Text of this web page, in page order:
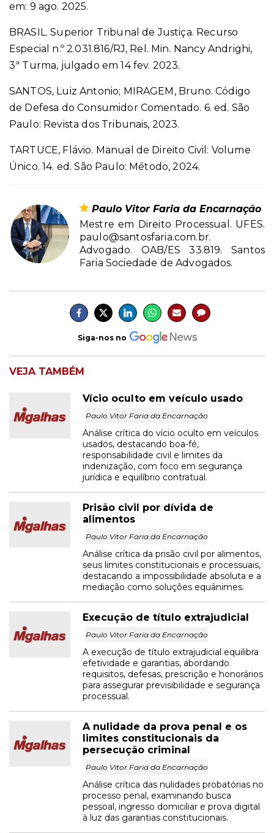
em: 9 ago. 2025.
BRASIL. Superior Tribunal de Justiça. Recurso
Especial n.º 2.031.816/RJ, Rel. Min. Nancy Andrighi,
3ª Turma, julgado em 14 fev. 2023.
SANTOS, Luiz Antonio; MIRAGEM, Bruno. Código
de Defesa do Consumidor Comentado. 6. ed. São
Paulo: Revista dos Tribunais, 2023.
TARTUCE, Flávio. Manual de Direito Civil: Volume
Único. 14. ed. São Paulo: Método, 2024.
Paulo Vitor Faria da Encarnação
Mestre em Direito Processual. UFES.
paulo@santosfaria.com.br.
Advogado. OAB/ES 33.819. Santos
Faria Sociedade de Advogados.
Siga-nos no
VEJA TAMBÉM
Vício oculto em veículo usado
Paulo Vitor Faria da Encarnação
Análise crítica do vício oculto em veículos
usados, destacando boa-fé,
responsabilidade civil e limites da
indenização, com foco em segurança
jurídica e equilíbrio contratual.
Prisão civil por dívida de
alimentos
Paulo Vitor Faria da Encarnação
Análise crítica da prisão civil por alimentos,
seus limites constitucionais e processuais,
destacando a impossibilidade absoluta e a
mediação como soluções equânimes.
Execução de título extrajudicial
Paulo Vitor Faria da Encarnação
A execução de título extrajudicial equilibra
efetividade e garantias, abordando
requisitos, defesas, prescrição e honorários
para assegurar previsibilidade e segurança
processual.
A nulidade da prova penal e os
limites constitucionais da
persecução criminal
Paulo Vitor Faria da Encarnação
Análise crítica das nulidades probatórias no
processo penal, examinando busca
pessoal, ingresso domiciliar e prova digital
à luz das garantias constitucionais.